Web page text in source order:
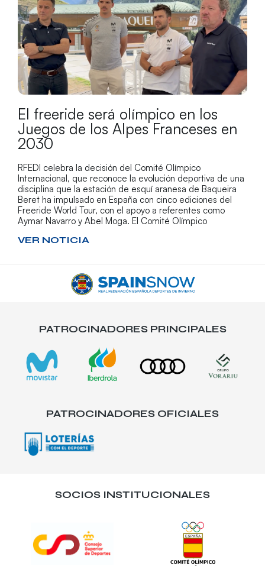
El freeride será olímpico en los
Juegos de los Alpes Franceses en
2030
RFEDI celebra la decisión del Comité Olímpico
Internacional, que reconoce la evolución deportiva de una
disciplina que la estación de esquí aranesa de Baqueira
Beret ha impulsado en España con cinco ediciones del
Freeride World Tour, con el apoyo a referentes como
Aymar Navarro y Abel Moga. El Comité Olímpico
VER NOTICIA
PATROCINADORES PRINCIPALES
PATROCINADORES OFICIALES
SOCIOS INSTITUCIONALES